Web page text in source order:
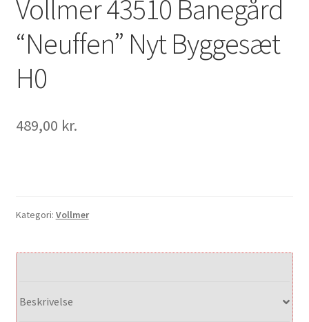
Vollmer 43510 Banegård
“Neuffen” Nyt Byggesæt
H0
489,00 kr.
Kategori: Vollmer
Beskrivelse